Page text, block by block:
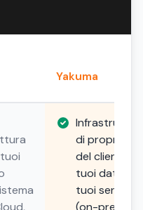
Yakuma
di proprietà
del cliente. I
tuoi dati, i
tuoi server
(on-premise,